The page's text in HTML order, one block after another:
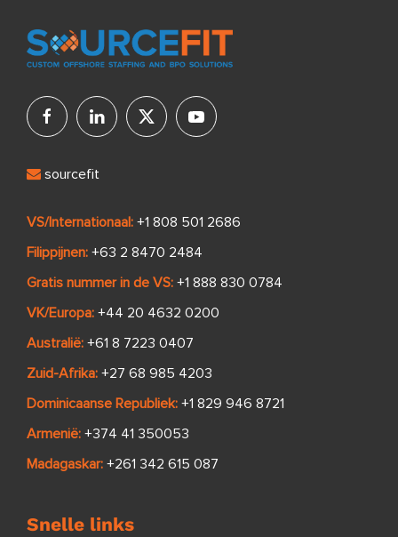
sourcefit
VS/Internationaal: +1 808 501 2686
Filippijnen: +63 2 8470 2484
Gratis nummer in de VS: +1 888 830 0784
VK/Europa: +44 20 4632 0200
Australië: +61 8 7223 0407
Zuid-Afrika: +27 68 985 4203
Dominicaanse Republiek: +1 829 946 8721
Armenië: +374 41 350053
Madagaskar: +261 342 615 087
Snelle links